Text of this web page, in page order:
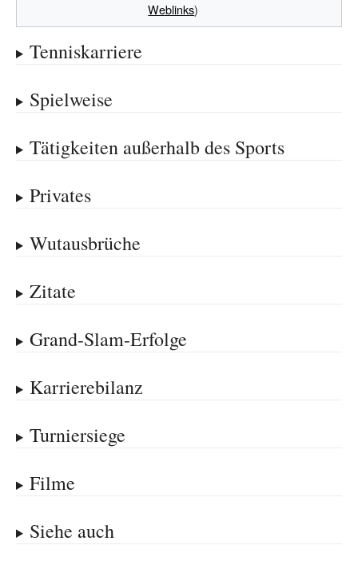
Weblinks)
Tenniskarriere
Spielweise
Tätigkeiten außerhalb des Sports
Privates
Wutausbrüche
Zitate
Grand-Slam-Erfolge
Karrierebilanz
Turniersiege
Filme
Siehe auch